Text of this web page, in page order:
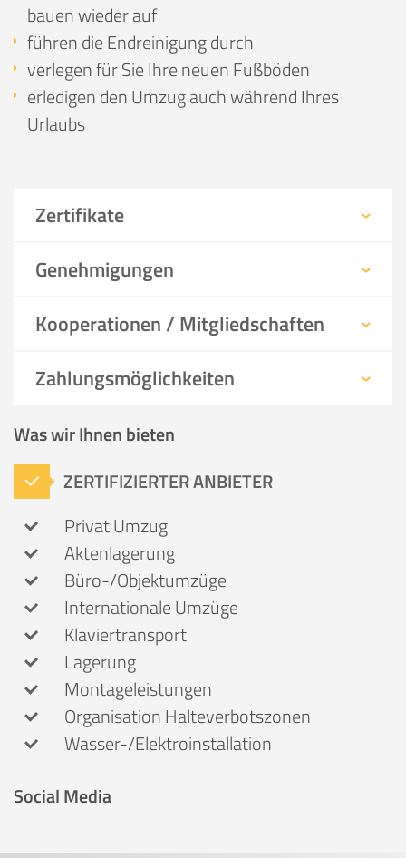
bauen wieder auf
führen die Endreinigung durch
verlegen für Sie Ihre neuen Fußböden
erledigen den Umzug auch während Ihres
Urlaubs
Zertifikate
Genehmigungen
Kooperationen / Mitgliedschaften
Zahlungsmöglichkeiten
Was wir Ihnen bieten
ZERTIFIZIERTER ANBIETER
Privat Umzug
Aktenlagerung
Büro-/Objektumzüge
Internationale Umzüge
Klaviertransport
Lagerung
Montageleistungen
Organisation Halteverbotszonen
Wasser-/Elektroinstallation
Social Media